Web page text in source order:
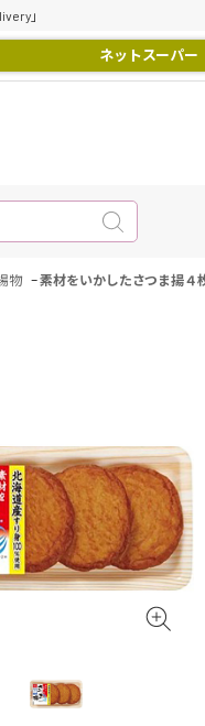
」
ネットスーパー
物 -素材をいかしたさつま揚４